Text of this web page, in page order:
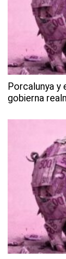
Porcalunya y
gobierna